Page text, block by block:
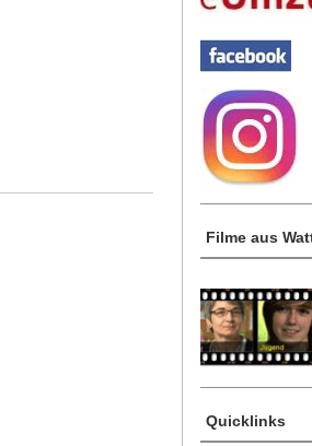
Filme aus
Quicklinks